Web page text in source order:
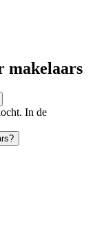
makelaars
In de